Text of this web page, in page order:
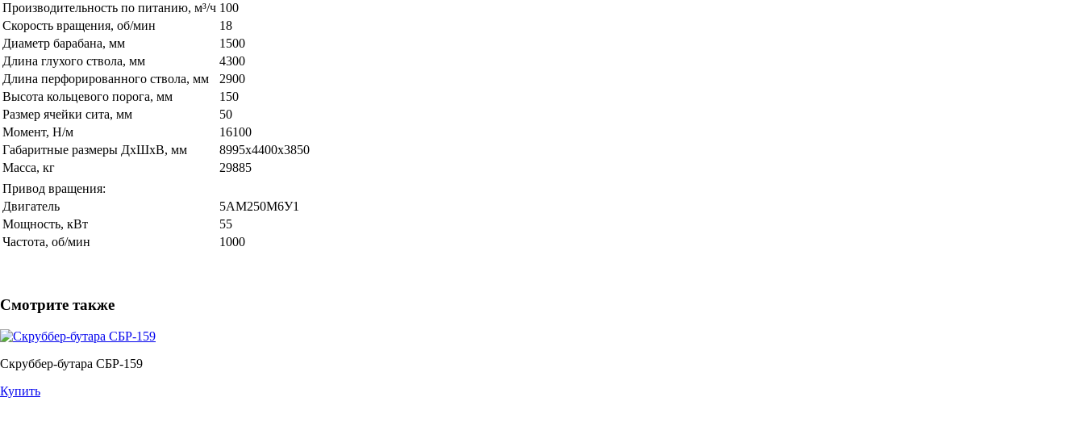
Производительность по питанию, м³/ч 100
Скорость вращения, об/мин
18
Диаметр барабана, мм
1500
Длина глухого ствола, мм
4300
Длина перфорированного ствола, мм
2900
Высота кольцевого порога, мм
150
Размер ячейки сита, мм
50
Момент, Н/м
16100
Габаритные размеры ДхШхВ, мм
8995х4400х3850
Масса, кг
29885
Привод вращения:
Двигатель
5АМ250М6У1
Мощность, кВт
55
Частота, об/мин
1000
Скруббер-бутара СБР-159
Купить
Смотрите также